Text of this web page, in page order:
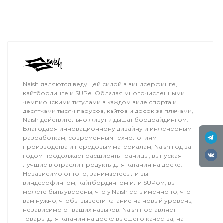
Naish являются ведущей силой в виндсерфинге,
кайтбординге и SUPе. Обладая многочисленными
чемпионскими титулами в каждом виде спорта и
десятками тысяч парусов, кайтов и досок за плечами,
Naish действительно живут и дышат бордрайдингом.
Благодаря инновационному дизайну и инженерным
разработкам, современным технологиям
производства и передовым материалам, Naish год за
годом продолжает расширять границы, выпуская
лучшие в отрасли продукты для катания на доске.
Независимо от того, занимаетесь ли вы
виндсерфингом, кайтбордингом или SUPом, вы
можете быть уверены, что у Naish есть именно то, что
вам нужно, чтобы вывести катание на новый уровень,
независимо от ваших навыков. Naish поставляет
товары для катания на доске высшего качества, на